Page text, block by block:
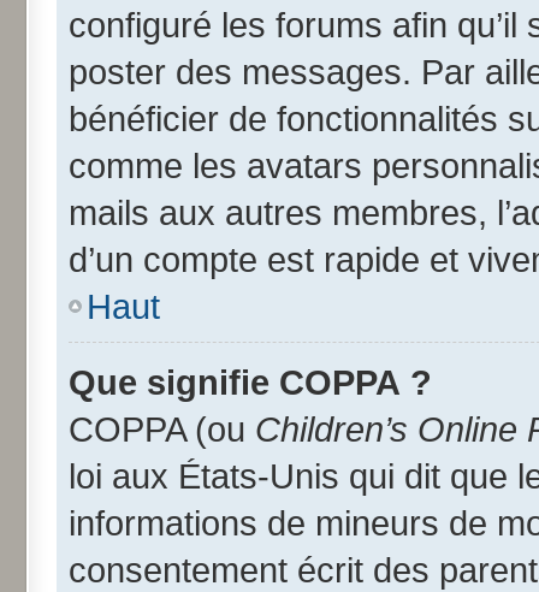
configuré les forums afin
poster des messages. Par
bénéficier de fonctionnalités
comme les avatars
mails aux autres membres,
d’un compte est rapide et
Haut
Que signifie COPPA ?
COPPA (ou Children’s
loi aux États-Unis qui dit que
informations de mineurs de
consentement écrit des